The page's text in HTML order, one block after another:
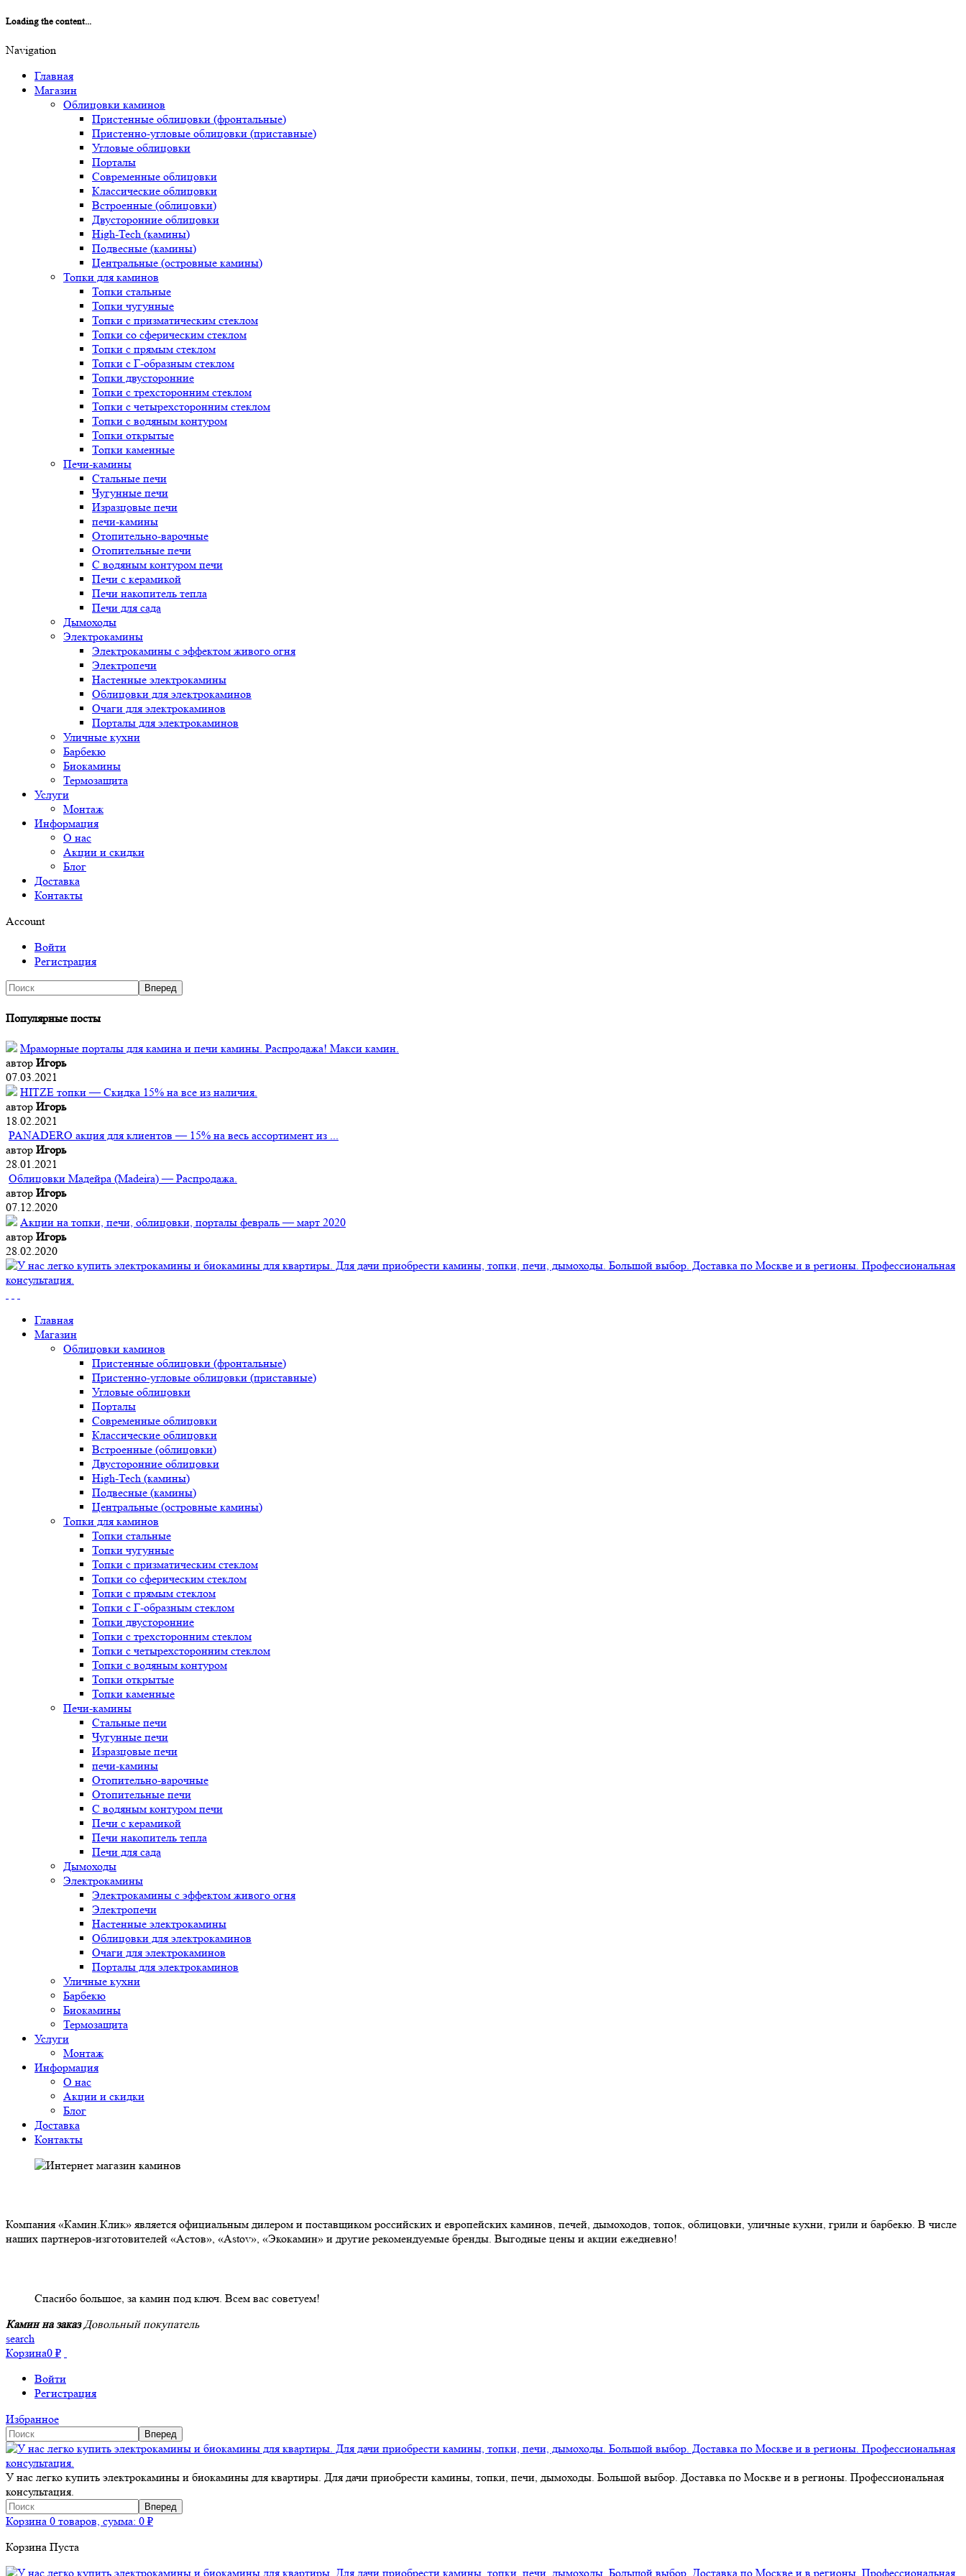
Loading the content...
Navigation
Главная
Магазин
Облицовки каминов
Пристенные облицовки (фронтальные)
Пристенно-угловые облицовки (приставные)
Угловые облицовки
Порталы
Современные облицовки
Классические облицовки
Встроенные (облицовки)
Двусторонние облицовки
High-Tech (камины)
Подвесные (камины)
Центральные (островные камины)
Топки для каминов
Топки стальные
Топки чугунные
Топки с призматическим стеклом
Топки со сферическим стеклом
Топки с прямым стеклом
Топки с Г-образным стеклом
Топки двусторонние
Топки с трехсторонним стеклом
Топки с четырехсторонним стеклом
Топки с водяным контуром
Топки открытые
Топки каменные
Печи-камины
Стальные печи
Чугунные печи
Изразцовые печи
печи-камины
Отопительно-варочные
Отопительные печи
С водяным контуром печи
Печи с керамикой
Печи накопитель тепла
Печи для сада
Дымоходы
Электрокамины
Электрокамины с эффектом живого огня
Электропечи
Настенные электрокамины
Облицовки для электрокаминов
Очаги для электрокаминов
Порталы для электрокаминов
Уличные кухни
Барбекю
Биокамины
Термозащита
Услуги
Монтаж
Информация
О нас
Акции и скидки
Блог
Доставка
Контакты
Account
Войти
Регистрация
Популярные посты
Мраморные порталы для камина и печи камины. Распродажа! Макси камин.
автор Игорь
07.03.2021
HITZE топки — Скидка 15% на все из наличия.
автор Игорь
18.02.2021
PANADERO акция для клиентов — 15% на весь ассортимент из ...
автор Игорь
28.01.2021
Облицовки Мадейра (Мadeira) — Распродажа.
автор Игорь
07.12.2020
Акции на топки, печи, облицовки, порталы февраль — март 2020
автор Игорь
28.02.2020
Главная
Магазин
Облицовки каминов
Пристенные облицовки (фронтальные)
Пристенно-угловые облицовки (приставные)
Угловые облицовки
Порталы
Современные облицовки
Классические облицовки
Встроенные (облицовки)
Двусторонние облицовки
High-Tech (камины)
Подвесные (камины)
Центральные (островные камины)
Топки для каминов
Топки стальные
Топки чугунные
Топки с призматическим стеклом
Топки со сферическим стеклом
Топки с прямым стеклом
Топки с Г-образным стеклом
Топки двусторонние
Топки с трехсторонним стеклом
Топки с четырехсторонним стеклом
Топки с водяным контуром
Топки открытые
Топки каменные
Печи-камины
Стальные печи
Чугунные печи
Изразцовые печи
печи-камины
Отопительно-варочные
Отопительные печи
С водяным контуром печи
Печи с керамикой
Печи накопитель тепла
Печи для сада
Дымоходы
Электрокамины
Электрокамины с эффектом живого огня
Электропечи
Настенные электрокамины
Облицовки для электрокаминов
Очаги для электрокаминов
Порталы для электрокаминов
Уличные кухни
Барбекю
Биокамины
Термозащита
Услуги
Монтаж
Информация
О нас
Акции и скидки
Блог
Доставка
Контакты
Компания «Камин.Клик» является официальным дилером и поставщиком российских и европейских каминов, печей, дымоходов, топок, облицовки, уличные кухни, грили и барбекю. В числе
наших партнеров-изготовителей «Астов», «Astov», «Экокамин» и другие рекомендуемые бренды. Выгодные цены и акции ежедневно!
Спасибо большое, за камин под ключ. Всем вас советуем!
Камин на заказ Довольный покупатель
search
Корзина0 ₽
Войти
Регистрация
Избранное
У нас легко купить электрокамины и биокамины для квартиры. Для дачи приобрести камины, топки, печи, дымоходы. Большой выбор. Доставка по Москве и в регионы. Профессиональная
консультация.
Корзина 0 товаров, сумма: 0 ₽
Корзина Пуста